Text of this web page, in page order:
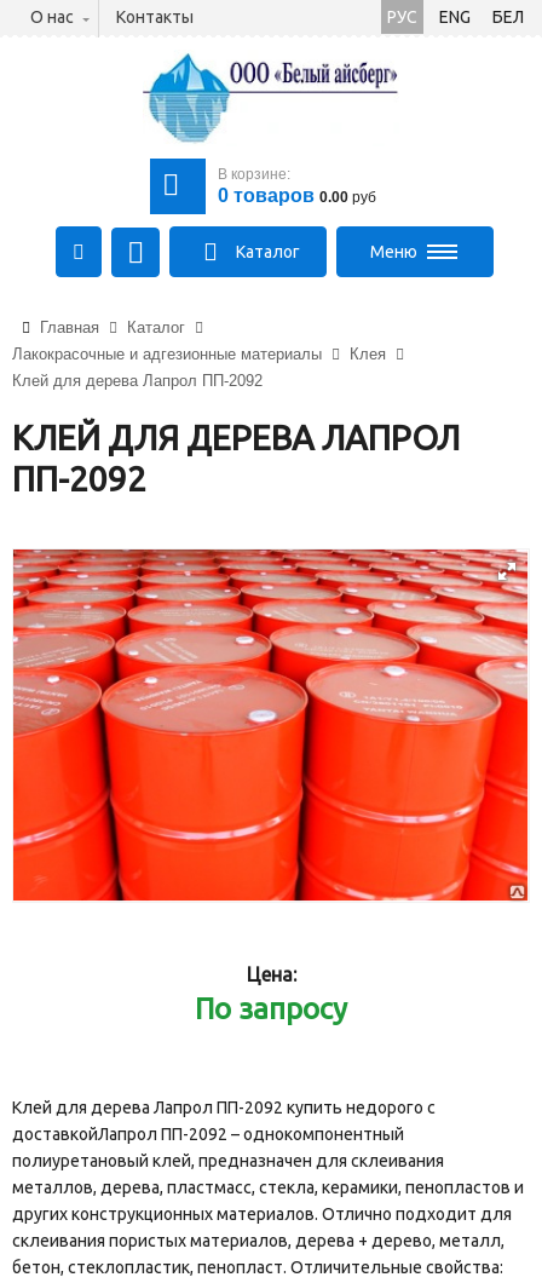
О нас Контакты РУС ENG БЕЛ
В корзине:
0 товаров 0.00 руб
+375 (29) 710-23-43
+375 (33) 315-03-03
aysberg-sales@yandex.by
Каталог Меню
Главная
Каталог
Лакокрасочные и адгезионные материалы
Клея
Клей для дерева Лапрол ПП-2092
КЛЕЙ ДЛЯ ДЕРЕВА ЛАПРОЛ
ПП-2092
Цена:
По запросу
Клей для дерева Лапрол ПП-2092 купить недорого с
доставкойЛапрол ПП-2092 – однокомпонентный
полиуретановый клей, предназначен для склеивания
металлов, дерева, пластмасс, стекла, керамики, пенопластов и
других конструкционных материалов. Отлично подходит для
склеивания пористых материалов, дерева + дерево, металл,
бетон, стеклопластик, пенопласт. Отличительные свойства: